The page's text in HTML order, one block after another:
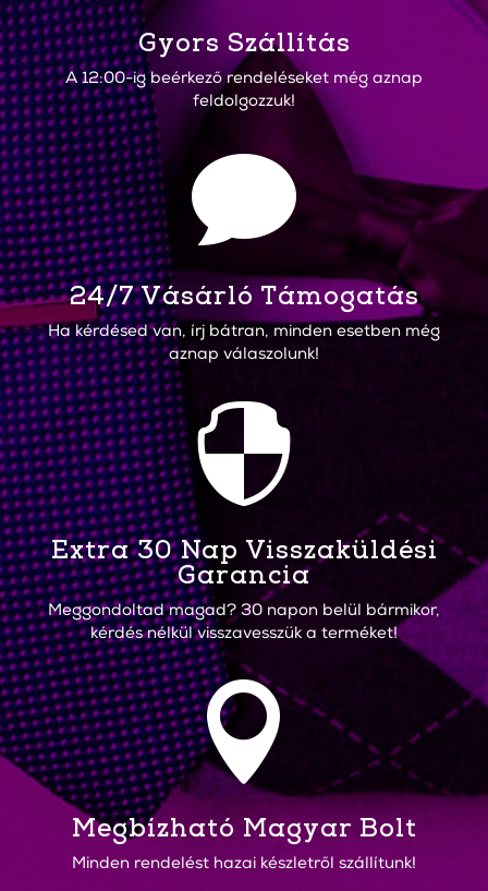
Gyors Szállítás
A 12:00-ig beérkező rendeléseket még aznap
feldolgozzuk!

24/7 Vásárló Támogatás
Ha kérdésed van, írj bátran, minden esetben még
aznap válaszolunk!

Extra 30 Nap Visszaküldési
Garancia
Meggondoltad magad? 30 napon belül bármikor,
kérdés nélkül visszavesszük a terméket!

Megbízható Magyar Bolt
Minden rendelést hazai készletről szállítunk!